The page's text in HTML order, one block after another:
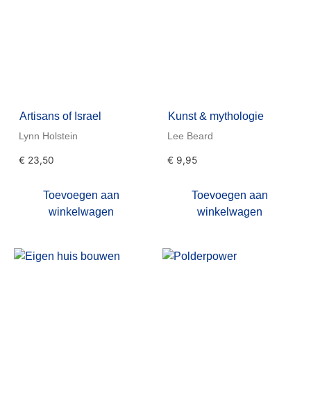
Artisans of Israel
Lynn Holstein
€ 23,50
Toevoegen aan
winkelwagen
Kunst & mythologie
Lee Beard
€ 9,95
Toevoegen aan
winkelwagen